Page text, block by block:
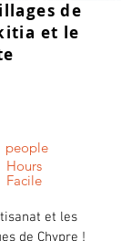
de
et le
people
Hours
Facile
et les
de Chypre !